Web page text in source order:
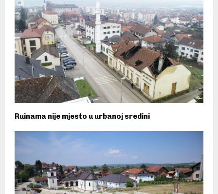
Ruinama nije mjesto u urbanoj sredini